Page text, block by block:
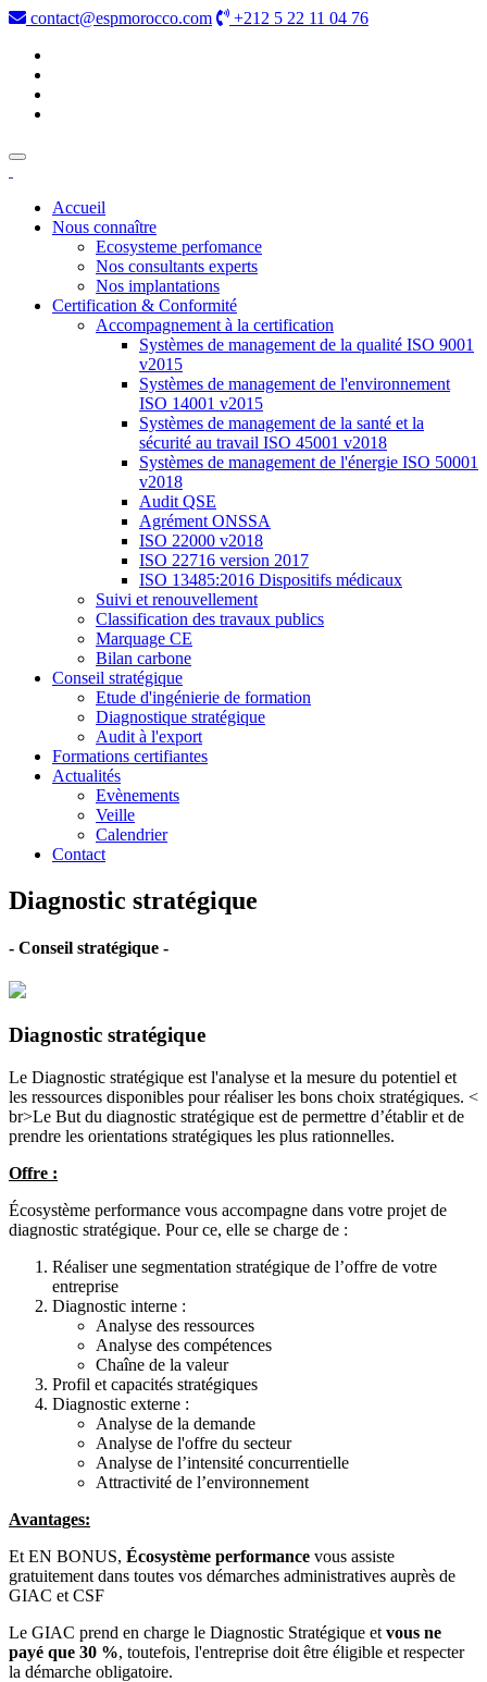
contact@espmorocco.com +212 5 22 11 04 76
Accueil
Nous connaître
Ecosysteme perfomance
Nos consultants experts
Nos implantations
Certification & Conformité
Accompagnement à la certification
Systèmes de management de la qualité ISO 9001
v2015
Systèmes de management de l'environnement
ISO 14001 v2015
Systèmes de management de la santé et la
sécurité au travail ISO 45001 v2018
Systèmes de management de l'énergie ISO 50001
v2018
Audit QSE
Agrément ONSSA
ISO 22000 v2018
ISO 22716 version 2017
ISO 13485:2016 Dispositifs médicaux
Suivi et renouvellement
Classification des travaux publics
Marquage CE
Bilan carbone
Conseil stratégique
Etude d'ingénierie de formation
Diagnostique stratégique
Audit à l'export
Formations certifiantes
Actualités
Evènements
Veille
Calendrier
Contact
Diagnostic stratégique
- Conseil stratégique -
Diagnostic stratégique
Le Diagnostic stratégique est l'analyse et la mesure du potentiel et
les ressources disponibles pour réaliser les bons choix stratégiques. <
br>Le But du diagnostic stratégique est de permettre d’établir et de
prendre les orientations stratégiques les plus rationnelles.
Offre :
Écosystème performance vous accompagne dans votre projet de
diagnostic stratégique. Pour ce, elle se charge de :
Réaliser une segmentation stratégique de l’offre de votre
entreprise
Diagnostic interne :
Analyse des ressources
Analyse des compétences
Chaîne de la valeur
Profil et capacités stratégiques
Diagnostic externe :
Analyse de la demande
Analyse de l'offre du secteur
Analyse de l’intensité concurrentielle
Attractivité de l’environnement
Avantages:
Et EN BONUS, Écosystème performance vous assiste
gratuitement dans toutes vos démarches administratives auprès de
GIAC et CSF
Le GIAC prend en charge le Diagnostic Stratégique et vous ne
payé que 30 %, toutefois, l'entreprise doit être éligible et respecter
la démarche obligatoire.